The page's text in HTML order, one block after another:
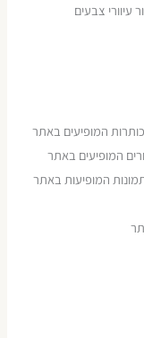
עיוורי צבעים
המופיעים באתר
המופיעים באתר
המופיעות באתר